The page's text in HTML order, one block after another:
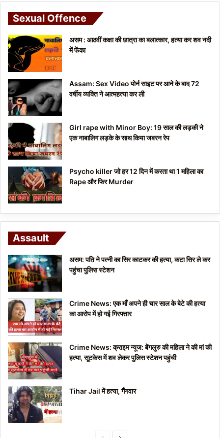
Sexual Offence
असम : आठवीं कक्षा की छात्रा का बलात्कार, हत्या कर शव नदी
में फेंका
Assam: Sex Video पोर्न साइट पर आने के बाद 72
वर्षीय व्यक्ति ने आत्महत्या कर ली
Girl rape with Minor Boy: 19 साल की लड़की ने
एक नाबालिग लड़के के साथ किया जबरन रेप
Psycho killer जो हर 12 दिन में करता था 1 महिला का
Rape और फिर Murder
Assault
असम: पति ने पत्नी का सिर काटकर की हत्या, कटा सिर ले कर
पहुंचा पुलिस स्टेशन
Crime News: एक माँ अपने ही चार साल के बेटे की हत्या
का आरोप में हो गई गिरफ्तार
Crime News: क्राइम न्यूज: बेंगलुरु की महिला ने की मां की
हत्या, सूटकेस में शव लेकर पुलिस स्टेशन पहुंची
Tihar Jail में हत्या, गैंगवार